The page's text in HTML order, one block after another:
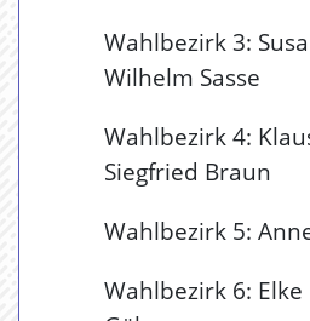
Wahlbezirk 3:
Wilhelm Sasse
Wahlbezirk 4:
Siegfried Braun
Wahlbezirk 5:
Wahlbezirk 6: